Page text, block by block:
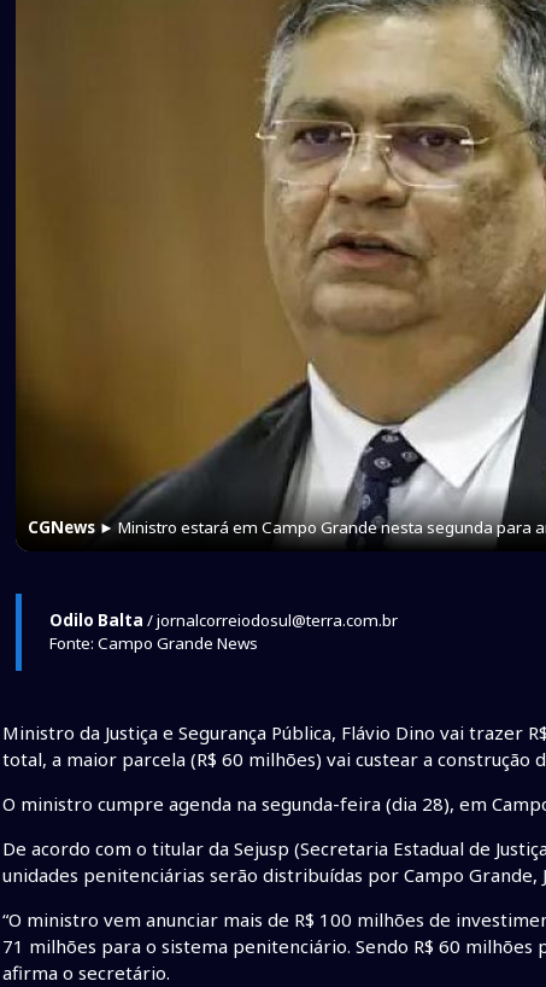
CGNews ► Ministro estará em Campo Grande nesta segunda para
Odilo Balta / jornalcorreiodosul@terra.com.br
Fonte: Campo Grande News
Ministro da Justiça e Segurança Pública, Flávio Dino vai trazer
total, a maior parcela (R$ 60 milhões) vai custear a construção
O ministro cumpre agenda na segunda-feira (dia 28), em
De acordo com o titular da Sejusp (Secretaria Estadual de
unidades penitenciárias serão distribuídas por Campo
“O ministro vem anunciar mais de R$ 100 milhões de
71 milhões para o sistema penitenciário. Sendo R$ 60
afirma o secretário.